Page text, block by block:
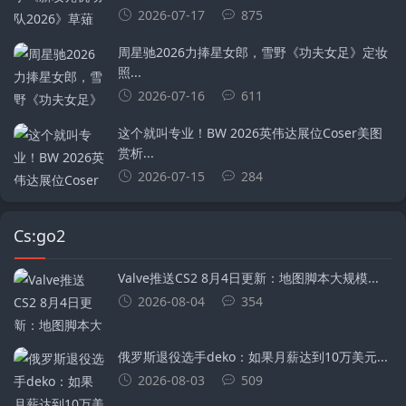
2026-07-17
875
周星驰2026力捧星女郎，雪野《功夫女足》定妆
照...
2026-07-16
611
这个就叫专业！BW 2026英伟达展位Coser美图
赏析...
2026-07-15
284
Cs:go2
Valve推送CS2 8月4日更新：地图脚本大规模...
2026-08-04
354
俄罗斯退役选手deko：如果月薪达到10万美元...
2026-08-03
509